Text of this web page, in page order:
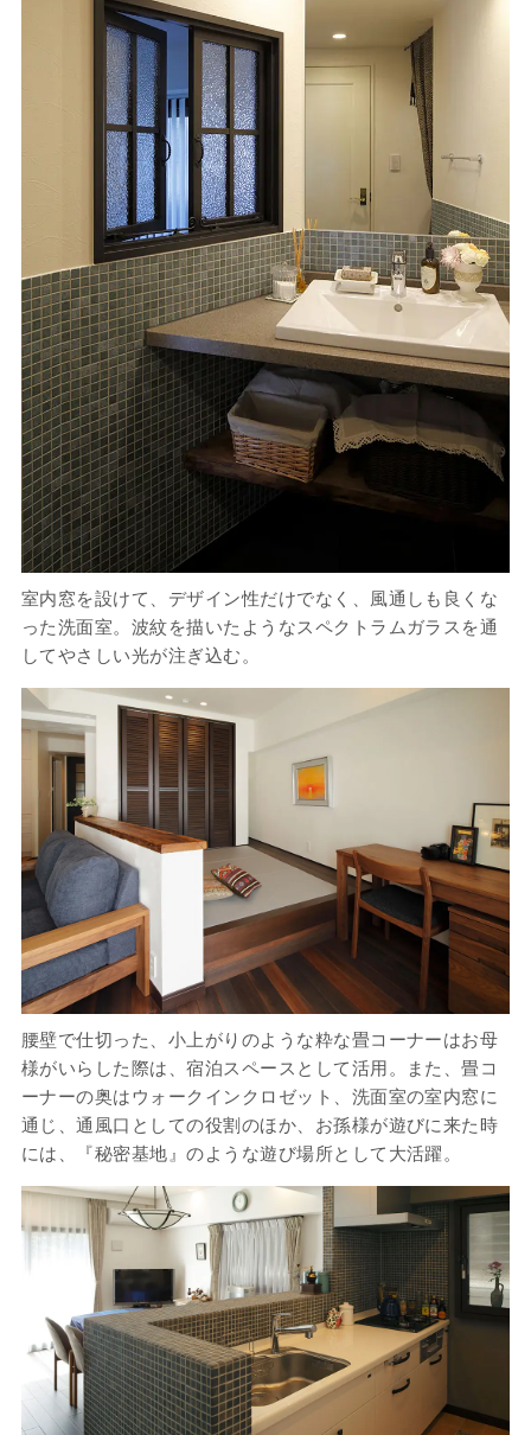
室内窓を設けて、デザイン性だけでなく、風通しも良くな
った洗面室。波紋を描いたようなスペクトラムガラスを通
してやさしい光が注ぎ込む。
腰壁で仕切った、小上がりのような粋な畳コーナーはお母
様がいらした際は、宿泊スペースとして活用。また、畳コ
ーナーの奥はウォークインクロゼット、洗面室の室内窓に
通じ、通風口としての役割のほか、お孫様が遊びに来た時
には、『秘密基地』のような遊び場所として大活躍。